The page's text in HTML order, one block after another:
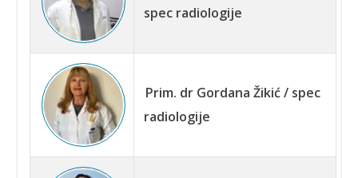
spec radiologije
Prim. dr Gordana Žikić / spec
radiologije